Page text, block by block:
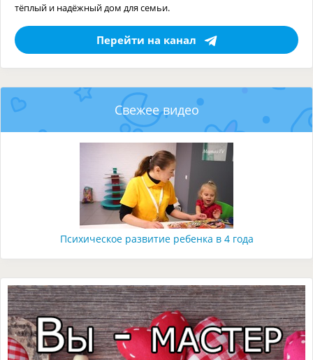
тёплый и надёжный дом для семьи.
Перейти на канал
Свежее видео
Психическое развитие ребенка в 4 года